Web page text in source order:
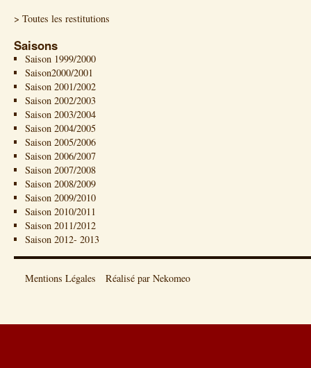
> Toutes les restitutions
Saisons
Saison 1999/2000
Saison2000/2001
Saison 2001/2002
Saison 2002/2003
Saison 2003/2004
Saison 2004/2005
Saison 2005/2006
Saison 2006/2007
Saison 2007/2008
Saison 2008/2009
Saison 2009/2010
Saison 2010/2011
Saison 2011/2012
Saison 2012- 2013
Mentions Légales Réalisé par Nekomeo